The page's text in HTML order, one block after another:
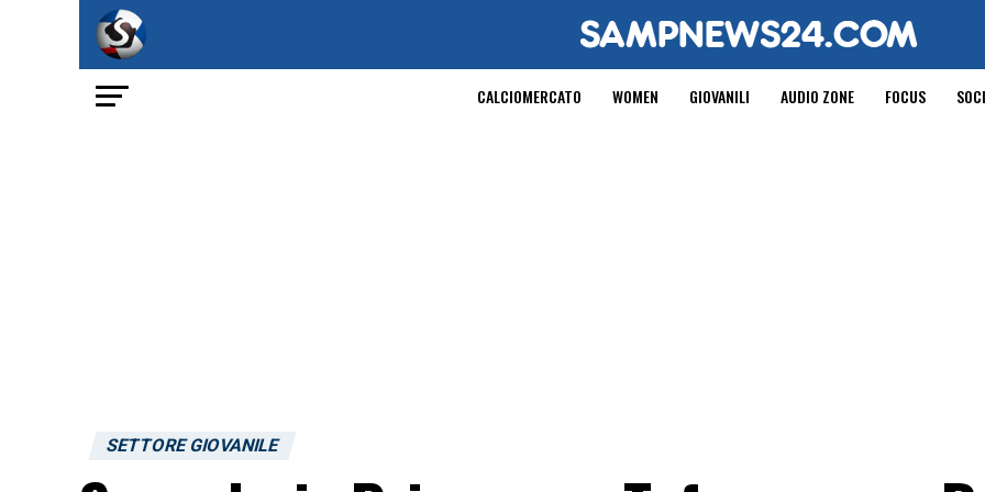
CALCIOMERCATO WOMEN GIOVANILI AUDIO ZONE FOCUS
SETTORE GIOVANILE